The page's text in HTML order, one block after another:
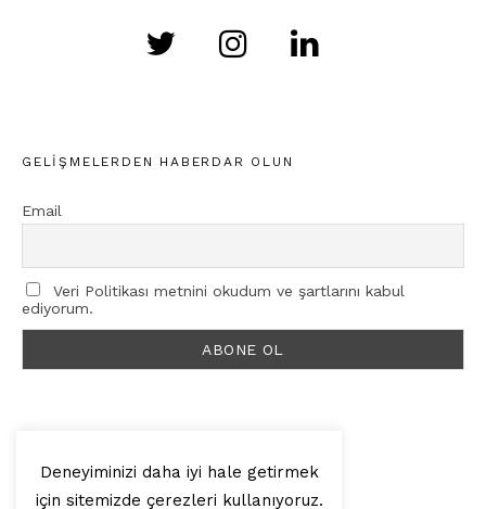
GELIŞMELERDEN HABERDAR OLUN
Email
Veri Politikası metnini okudum ve şartlarını kabul
ediyorum.
© 2025, Artilop
Deneyiminizi daha iyi hale getirmek
için sitemizde çerezleri kullanıyoruz.